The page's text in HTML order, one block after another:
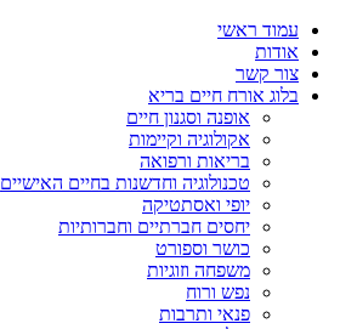
עמוד ראשי
אודות
צור קשר
בלוג אורח חיים בריא
אופנה וסגנון חיים
אקולוגיה וקיימות
בריאות ורפואה
טכנולוגיה וחדשנות בחיים האישיים
יופי ואסתטיקה
יחסים חברתיים וחברותיות
כושר וספורט
משפחה וזוגיות
נפש ורוח
פנאי ותרבות